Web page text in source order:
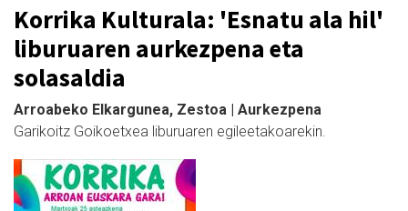
Korrika Kulturala: 'Esnatu ala hil'
liburuaren aurkezpena eta
solasaldia
Arroabeko Elkargunea, Zestoa | Aurkezpena
Garikoitz Goikoetxea liburuaren egileetakoarekin.